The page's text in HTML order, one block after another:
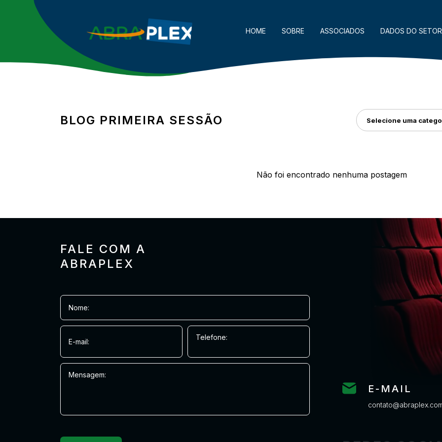
HOME SOBRE ASSOCIADOS DADOS DO SETOR
BLOG PRIMEIRA SESSÃO
Não foi encontrado nenhuma postagem
FALE COM A
ABRAPLEX
Nome:
E-mail: Telefone:
Mensagem:
E-MAIL